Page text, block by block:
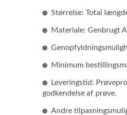
Størrelse: Total
Materiale: Genbrugt
Minimum
Leveringstid:
godkendelse af prøve.
Andre